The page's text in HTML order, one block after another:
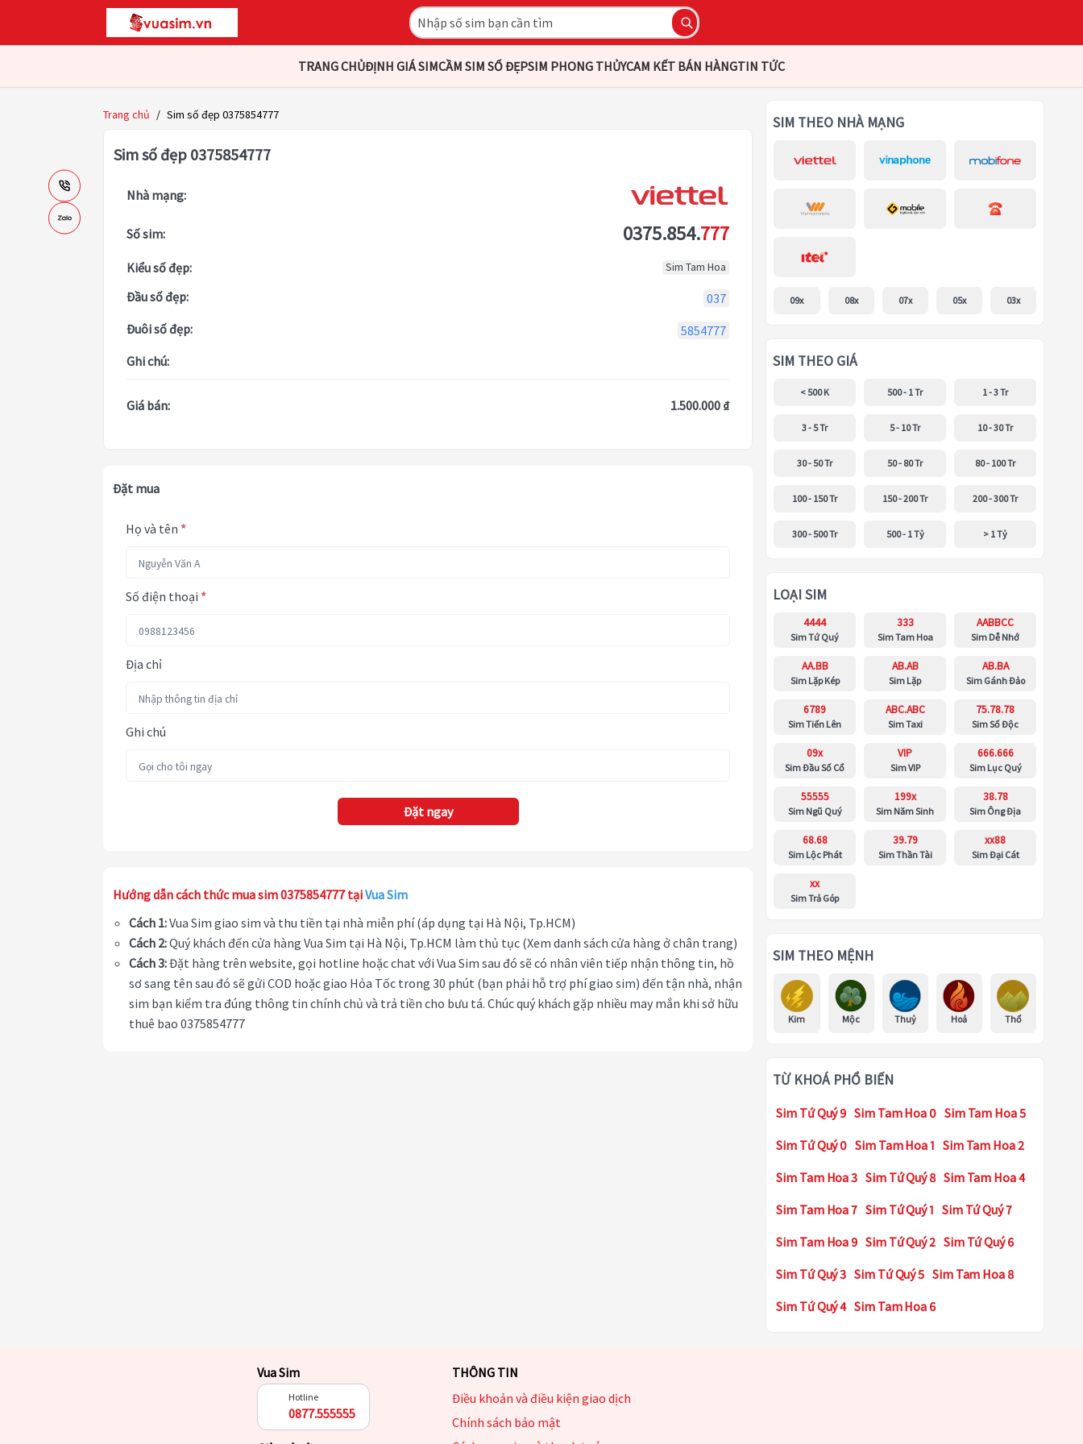
TRANG CHỦĐỊNH GIÁ SIMCẦM SIM SỐ ĐẸPSIM PHONG THỦYCAM KẾT BÁN HÀNGTIN TỨC
Trang chủ / Sim số đẹp 0375854777
Sim số đẹp 0375854777
Nhà mạng:
Số sim: 0375.854.777
Kiểu số đẹp: Sim Tam Hoa
Đầu số đẹp:
037
Đuôi số đẹp:
5854777
Ghi chú:
Giá bán: 1.500.000 ₫
Đặt mua
Họ và tên *
Số điện thoại *
Địa chỉ
Ghi chú
Đặt ngay
Hướng dẫn cách thức mua sim 0375854777 tạiVua Sim
Cách 1:Vua Sim giao sim và thu tiền tại nhà miễn phí (áp dụng tại Hà Nội, Tp.HCM)
Cách 2:Quý khách đến cửa hàng Vua Sim tại Hà Nội, Tp.HCM làm thủ tục (Xem danh sách cửa hàng ở chân trang)
Cách 3:Đặt hàng trên website, gọi hotline hoặc chat với Vua Sim sau đó sẽ có nhân viên tiếp nhận thông tin, hồ
sơ sang tên sau đó sẽ gửi COD hoặc giao Hỏa Tốc trong 30 phút (bạn phải hỗ trợ phí giao sim) đến tận nhà, nhận
sim bạn kiểm tra đúng thông tin chính chủ và trả tiền cho bưu tá. Chúc quý khách gặp nhiều may mắn khi sở hữu
thuê bao 0375854777
SIM THEO NHÀ MẠNG
09x 08x 07x 05x 03x
SIM THEO GIÁ
< 500 K 500 - 1 Tr 1 - 3 Tr
3 - 5 Tr 5 - 10 Tr 10 - 30 Tr
30 - 50 Tr 50 - 80 Tr 80 - 100 Tr
100 - 150 Tr 150 - 200 Tr 200 - 300 Tr
300 - 500 Tr 500 - 1 Tỷ > 1 Tỷ
LOẠI SIM
4444
Sim Tứ Quý
333
Sim Tam Hoa
AABBCC
Sim Dễ Nhớ
AA.BB
Sim Lặp Kép
AB.AB
Sim Lặp
AB.BA
Sim Gánh Đảo
6789
Sim Tiến Lên
ABC.ABC
Sim Taxi
75.78.78
Sim Số Độc
09x
Sim Đầu Số Cổ
VIP
Sim VIP
666.666
Sim Lục Quý
55555
Sim Ngũ Quý
199x
Sim Năm Sinh
38.78
Sim Ông Địa
68.68
Sim Lộc Phát
39.79
Sim Thần Tài
xx88
Sim Đại Cát
xx
Sim Trả Góp
SIM THEO MỆNH
Kim Mộc Thuỷ Hoả Thổ
TỪ KHOÁ PHỔ BIẾN
Sim Tứ Quý 9 Sim Tam Hoa 0 Sim Tam Hoa 5
Sim Tứ Quý 0 Sim Tam Hoa 1 Sim Tam Hoa 2
Sim Tam Hoa 3 Sim Tứ Quý 8 Sim Tam Hoa 4
Sim Tam Hoa 7 Sim Tứ Quý 1 Sim Tứ Quý 7
Sim Tam Hoa 9 Sim Tứ Quý 2 Sim Tứ Quý 6
Sim Tứ Quý 3 Sim Tứ Quý 5 Sim Tam Hoa 8
Sim Tứ Quý 4 Sim Tam Hoa 6
Vua Sim
Hotline
0877.555555
THÔNG TIN
Điều khoản và điều kiện giao dịch
Chính sách bảo mật